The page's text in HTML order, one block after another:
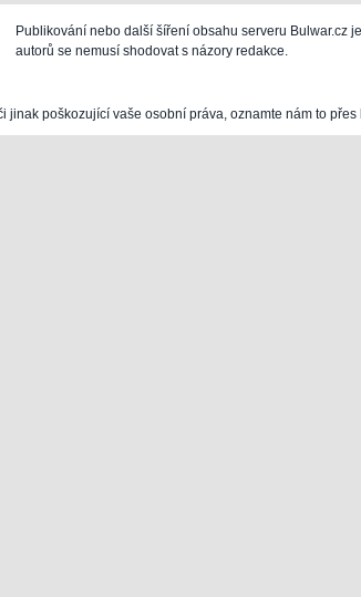
Publikování nebo další šíření obsahu serveru Bulwar.cz
autorů se nemusí shodovat s názory redakce.
poškozující vaše osobní práva, oznamte nám to